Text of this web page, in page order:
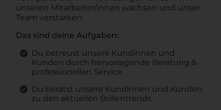
unseren Mitarbeiter/innen wachsen und unser
Team verstärken:
Das sind deine Aufgaben:
Du betreust unsere Kundinnen und
Kunden durch hervorragende Beratung &
professionellen Service
Du berätst unsere Kundinnen und Kunden
zu den aktuellen Brillentrends